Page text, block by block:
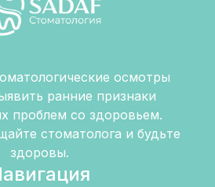
осмотры
ранние признаки
проблем со здоровьем.
стоматолога и будьте
здоровы.